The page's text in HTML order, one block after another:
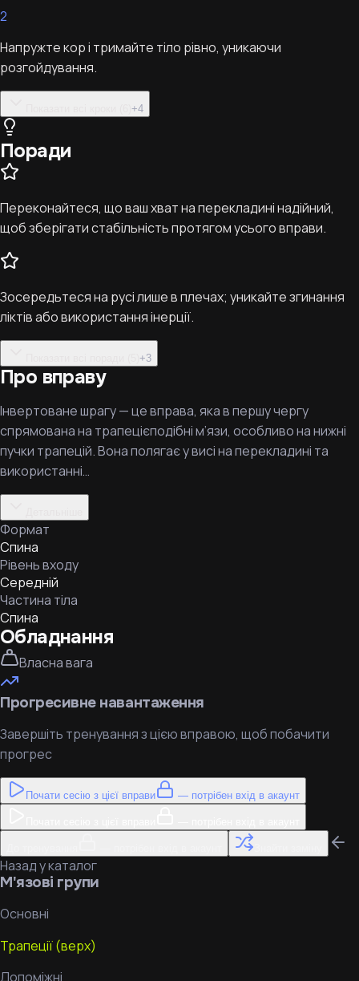
2
Напружте кор і тримайте тіло рівно, уникаючи
розгойдування.
+4
Поради
Переконайтеся, що ваш хват на перекладині надійний,
щоб зберігати стабільність протягом усього вправи.
Зосередьтеся на русі лише в плечах; уникайте згинання
ліктів або використання інерції.
+3
Про вправу
Інвертоване шрагу — це вправа, яка в першу чергу
спрямована на трапецієподібні м’язи, особливо на нижні
пучки трапецій. Вона полягає у висі на перекладині та
використанні…
Формат
Спина
Рівень входу
Середній
Частина тіла
Спина
Обладнання
Власна вага
Прогресивне навантаження
Завершіть тренування з цією вправою, щоб побачити
прогрес
Почати сесію з цієї вправи — потрібен вхід в акаунт
Назад у каталог
М'язові групи
Основні
Трапеції (верх)
Допоміжні